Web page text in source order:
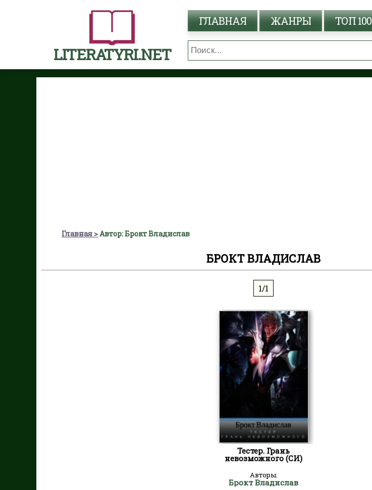
LITERATYRI.NET
ГЛАВНАЯ ЖАНРЫ ТОП 100
Главная Автор: Брокт Владислав
БРОКТ ВЛАДИСЛАВ
1/1
Тестер. Грань
невозможного (СИ)
Авторы:
Брокт Владислав